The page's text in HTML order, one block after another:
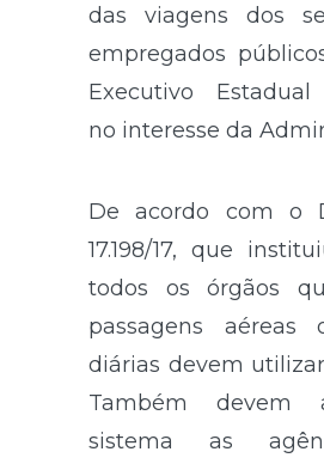
das viagens dos
empregados
Executivo Estadual
no interesse da
De acordo com o
17.198/17, que
todos os órgãos
passagens aéreas
diárias devem
Também devem
sistema as